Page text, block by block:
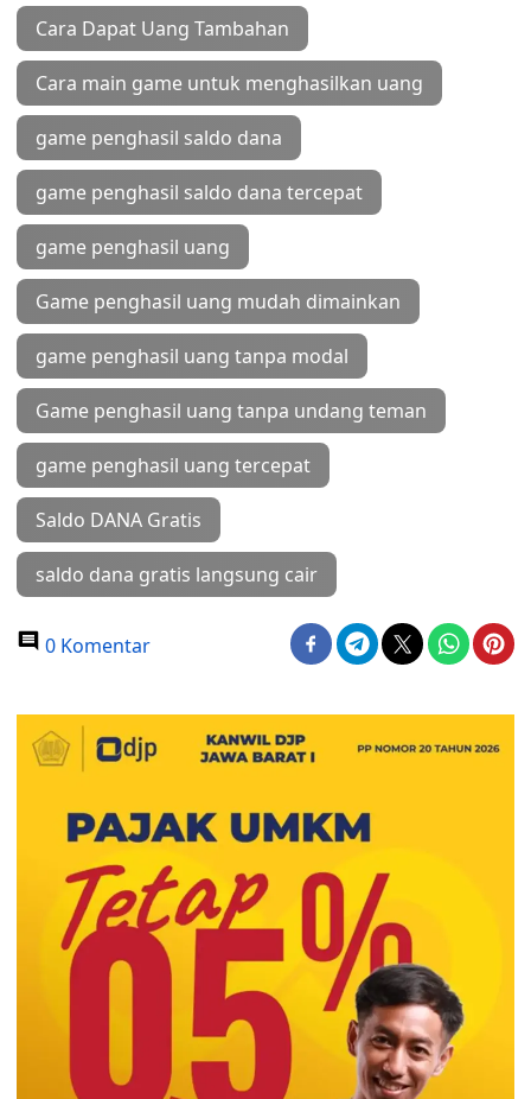
Cara Dapat Uang Tambahan
Cara main game untuk menghasilkan uang
game penghasil saldo dana
game penghasil saldo dana tercepat
game penghasil uang
Game penghasil uang mudah dimainkan
game penghasil uang tanpa modal
Game penghasil uang tanpa undang teman
game penghasil uang tercepat
Saldo DANA Gratis
saldo dana gratis langsung cair
0 Komentar